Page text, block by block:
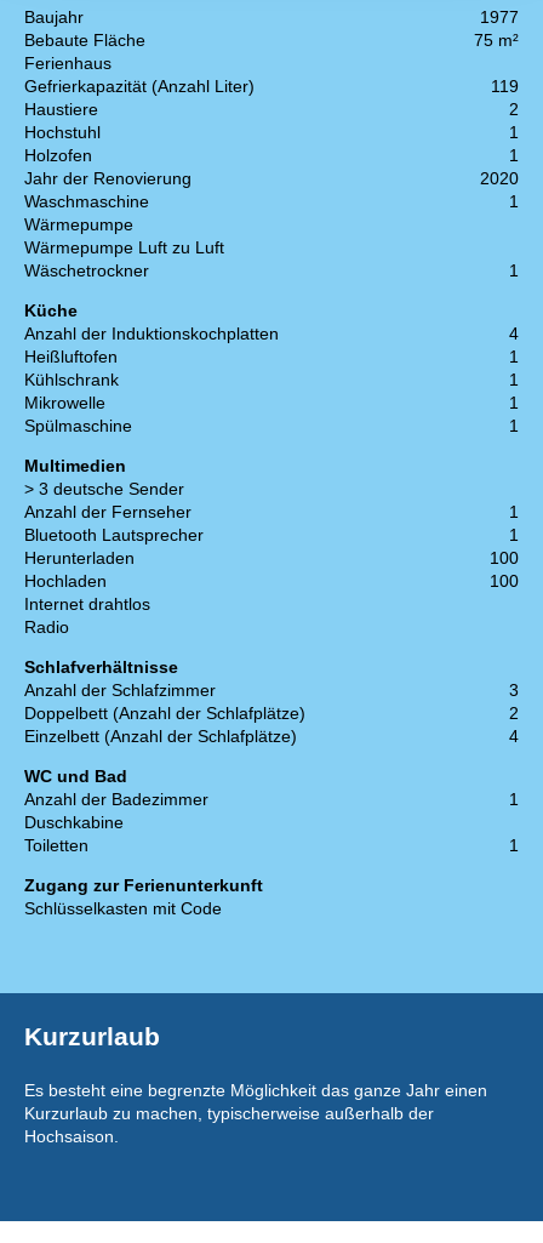
Baujahr
1977
Bebaute Fläche
75 m²
Ferienhaus
Gefrierkapazität (Anzahl Liter)
119
Haustiere
2
Hochstuhl
1
Holzofen
1
Jahr der Renovierung
2020
Waschmaschine
1
Wärmepumpe
Wärmepumpe Luft zu Luft
Wäschetrockner
1
Küche
Anzahl der Induktionskochplatten
4
Heißluftofen
1
Kühlschrank
1
Mikrowelle
1
Spülmaschine
1
Multimedien
> 3 deutsche Sender
Anzahl der Fernseher
1
Bluetooth Lautsprecher
1
Herunterladen
100
Hochladen
100
Internet drahtlos
Radio
Schlafverhältnisse
Anzahl der Schlafzimmer
3
Doppelbett (Anzahl der Schlafplätze)
2
Einzelbett (Anzahl der Schlafplätze)
4
WC und Bad
Anzahl der Badezimmer
1
Duschkabine
Toiletten
1
Zugang zur Ferienunterkunft
Schlüsselkasten mit Code
Kurzurlaub
Es besteht eine begrenzte Möglichkeit das ganze Jahr einen
Kurzurlaub zu machen, typischerweise außerhalb der
Hochsaison.